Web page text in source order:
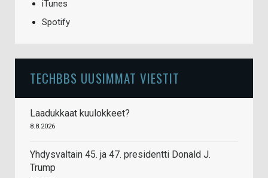
iTunes
Spotify
TECHBBS UUSIMMAT VIESTIT
Laadukkaat kuulokkeet?
8.8.2026
Yhdysvaltain 45. ja 47. presidentti Donald J.
Trump